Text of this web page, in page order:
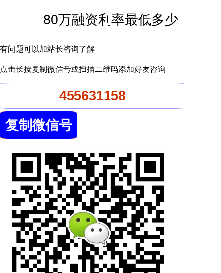
80万融资利率最低多少
有问题可以加站长咨询了解
点击长按复制微信号或扫描二维码添加好友咨询